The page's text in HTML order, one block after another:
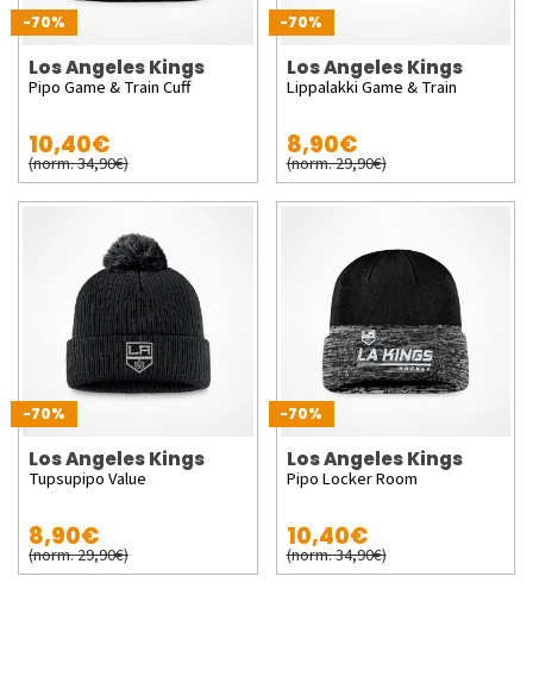
-70%
Los Angeles Kings
Pipo Game & Train Cuff
10,40€
(norm. 34,90€)
-70%
Los Angeles Kings
Lippalakki Game & Train
8,90€
(norm. 29,90€)
-70%
Los Angeles Kings
Tupsupipo Value
8,90€
(norm. 29,90€)
-70%
Los Angeles Kings
Pipo Locker Room
10,40€
(norm. 34,90€)